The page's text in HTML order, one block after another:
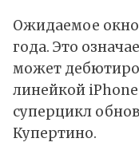
Ожидаемое
года. Это
может
линейкой
суперцикл
Купертино.